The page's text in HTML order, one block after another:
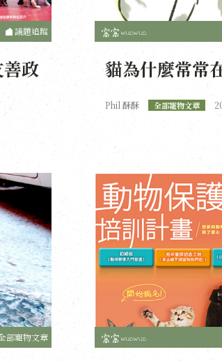
議題追蹤
政
貓為什麼常常
Phil 酥酥 全部寵物文章
部寵物文章